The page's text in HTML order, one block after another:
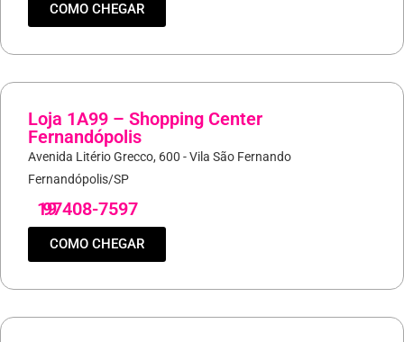
COMO CHEGAR
Loja 1A99 – Shopping Center
Fernandópolis
Avenida Litério Grecco, 600 - Vila São Fernando
Fernandópolis/SP
19
97408-7597
COMO CHEGAR